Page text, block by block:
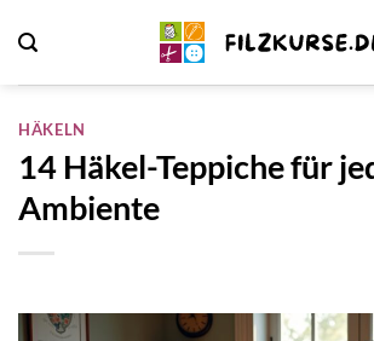
Inhalt
springen
HÄKELN
14 Häkel-Teppiche für
Ambiente